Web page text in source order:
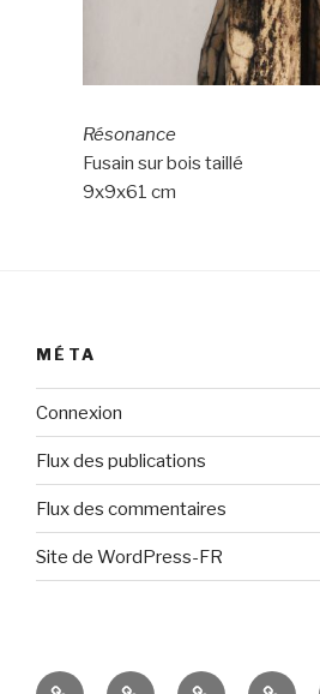
Résonance
Fusain sur bois taillé
9x9x61 cm
MÉTA
Connexion
Flux des publications
Flux des commentaires
Site de WordPress-FR
PrésentationRésultatsPortes